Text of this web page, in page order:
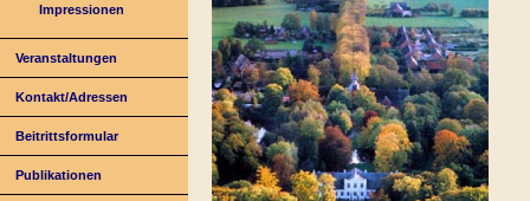
Impressionen
Veranstaltungen
Kontakt/Adressen
Beitrittsformular
Publikationen